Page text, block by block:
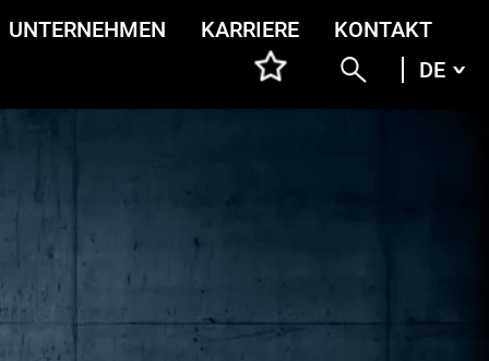
UNTERNEHMEN KARRIERE
KONTAKT
DE